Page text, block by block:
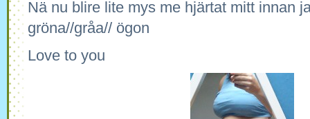
Nä nu blire lite mys me hjärtat mitt innan
gröna//gråa// ögon
Love to you